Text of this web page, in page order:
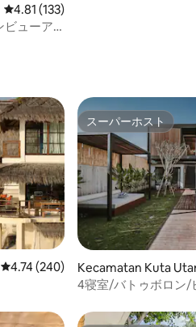
レビュー133件、5つ星中4.81つ星の
4.81 (133)
ビューア
レビュー240件、5つ星中4.74つ星の
4.74 (240)
スーパーホスト
スーパーホスト
Kecamatan Kuta
家
4寝室/バトゥボロン/